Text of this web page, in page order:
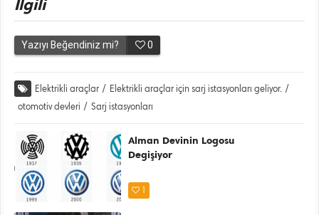
İlgili
Yazıyı Beğendiniz mi? 0
Elektrikli araçlar / Elektrikli araçlar için sarj istasyonları geliyor. /
otomotiv devleri / Sarj istasyonları
Alman Devinin Logosu
Degişiyor